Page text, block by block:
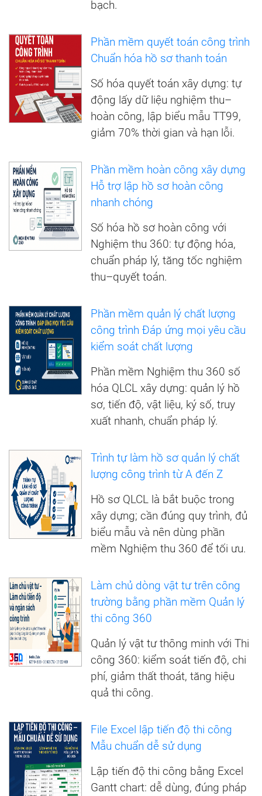
bạch.
Phần mềm quyết toán công trình
Chuẩn hóa hồ sơ thanh toán
Số hóa quyết toán xây dựng: tự
động lấy dữ liệu nghiệm thu–
hoàn công, lập biểu mẫu TT99,
giảm 70% thời gian và hạn lỗi.
Phần mềm hoàn công xây dựng
Hỗ trợ lập hồ sơ hoàn công
nhanh chóng
Số hóa hồ sơ hoàn công với
Nghiệm thu 360: tự động hóa,
chuẩn pháp lý, tăng tốc nghiệm
thu–quyết toán.
Phần mềm quản lý chất lượng
công trình Đáp ứng mọi yêu cầu
kiểm soát chất lượng
Phần mềm Nghiệm thu 360 số
hóa QLCL xây dựng: quản lý hồ
sơ, tiến độ, vật liệu, ký số, truy
xuất nhanh, chuẩn pháp lý.
Trình tự làm hồ sơ quản lý chất
lượng công trình từ A đến Z
Hồ sơ QLCL là bắt buộc trong
xây dựng; cần đúng quy trình, đủ
biểu mẫu và nên dùng phần
mềm Nghiệm thu 360 để tối ưu.
Làm chủ dòng vật tư trên công
trường bằng phần mềm Quản lý
thi công 360
Quản lý vật tư thông minh với Thi
công 360: kiểm soát tiến độ, chi
phí, giảm thất thoát, tăng hiệu
quả thi công.
File Excel lập tiến độ thi công
Mẫu chuẩn dễ sử dụng
Lập tiến độ thi công bằng Excel
Gantt chart: dễ dùng, đúng pháp